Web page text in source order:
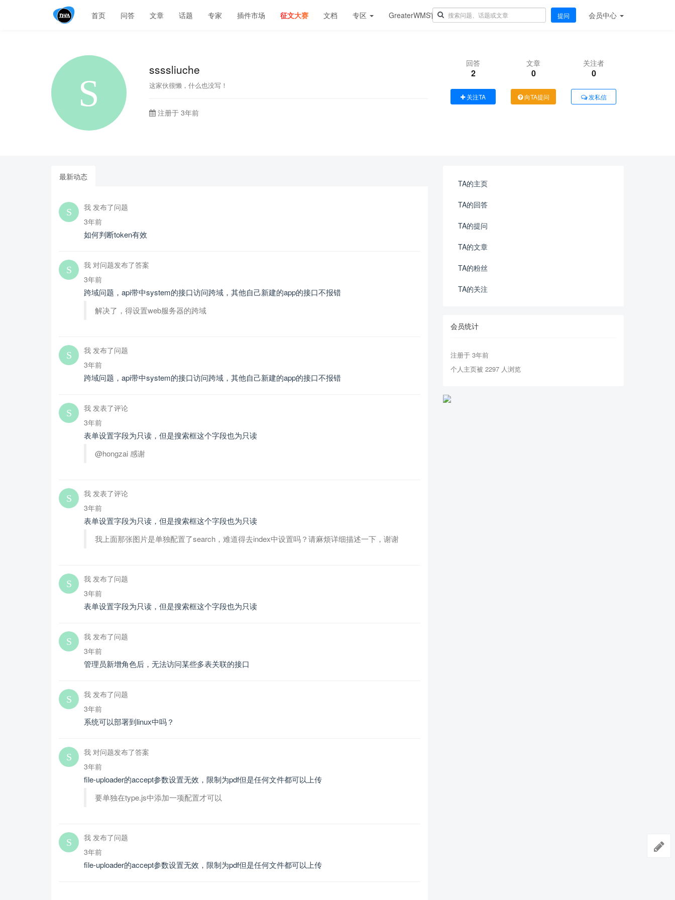
首页 问答 文章 话题 专家 插件市场 征文大赛 文档 专区 GreaterWMS官网 提问 会员中心
ssssliuche
这家伙很懒，什么也没写！
注册于 3年前
回答
2
文章
0
关注者
0
关注TA 向TA提问 发私信
最新动态
我 发布了问题
3年前
如何判断token有效
我 对问题发布了答案
3年前
跨域问题，api带中system的接口访问跨域，其他自己新建的app的接口不报错
解决了，得设置web服务器的跨域
我 发布了问题
3年前
跨域问题，api带中system的接口访问跨域，其他自己新建的app的接口不报错
我 发表了评论
3年前
表单设置字段为只读，但是搜索框这个字段也为只读
@hongzai 感谢
我 发表了评论
3年前
表单设置字段为只读，但是搜索框这个字段也为只读
我上面那张图片是单独配置了search，难道得去index中设置吗？请麻烦详细描述一下，谢谢
我 发布了问题
3年前
表单设置字段为只读，但是搜索框这个字段也为只读
我 发布了问题
3年前
管理员新增角色后，无法访问某些多表关联的接口
我 发布了问题
3年前
系统可以部署到linux中吗？
我 对问题发布了答案
3年前
file-uploader的accept参数设置无效，限制为pdf但是任何文件都可以上传
要单独在type.js中添加一项配置才可以
我 发布了问题
3年前
file-uploader的accept参数设置无效，限制为pdf但是任何文件都可以上传
TA的主页
TA的回答
TA的提问
TA的文章
TA的粉丝
TA的关注
会员统计
注册于 3年前
个人主页被 2297 人浏览